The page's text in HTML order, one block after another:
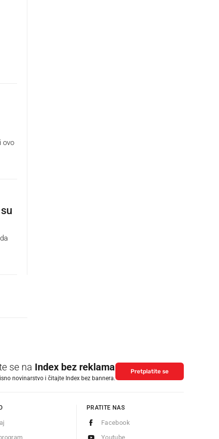
ovo
se na Index bez reklama
novinarstvo i čitajte Index bez bannera.
Pretplatite se
PRATITE NAS
Facebook
Youtube